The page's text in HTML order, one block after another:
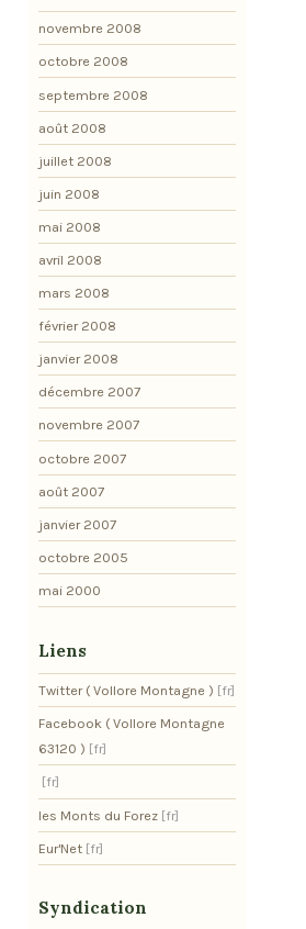
novembre 2008
octobre 2008
septembre 2008
août 2008
juillet 2008
juin 2008
mai 2008
avril 2008
mars 2008
février 2008
janvier 2008
décembre 2007
novembre 2007
octobre 2007
août 2007
janvier 2007
octobre 2005
mai 2000
Liens
Twitter ( Vollore Montagne )
Facebook ( Vollore Montagne
63120 )
les Monts du Forez
Eur'Net
Syndication